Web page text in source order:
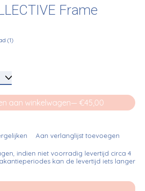
Frame
(1)
aan winkelwagen
— €45,00
Aan verlanglijst toevoegen
indien niet voorradig levertijd circa 4
kan de levertijd iets langer